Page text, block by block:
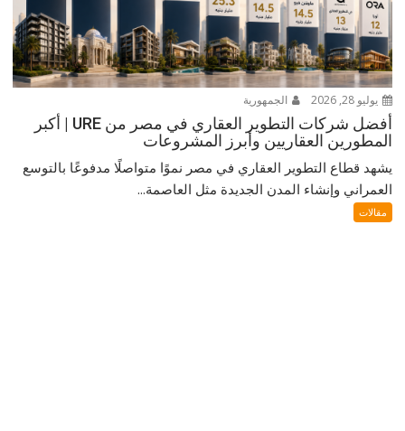
يوليو 28, 2026 الجمهورية
أفضل شركات التطوير العقاري في مصر من URE | أكبر
المطورين العقاريين وأبرز المشروعات
يشهد قطاع التطوير العقاري في مصر نموًا متواصلًا مدفوعًا بالتوسع
العمراني وإنشاء المدن الجديدة مثل العاصمة...
مقالات